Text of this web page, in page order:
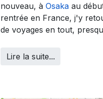
nouveau, à Osaka au
rentrée en France, j'y
de voyages en tout,
Lire la suite...